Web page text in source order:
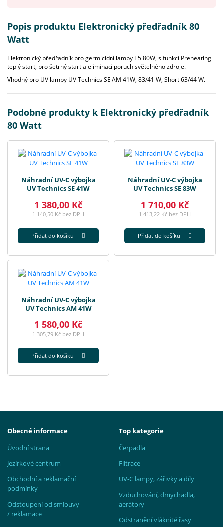
Popis produktu Elektronický předřadník 80
Watt
Elektronický předřadník pro germicidní lampy T5 80W, s funkcí Preheating
teplý start, pro šetrný start a eliminaci poruch světelného zdroje.
Vhodný pro UV lampy UV Technics SE AM 41W, 83/41 W, Short 63/44 W.
Podobné produkty k Elektronický předřadník
80 Watt
Náhradní UV-C výbojka
UV Technics SE 41W
1 380,00 Kč
1 140,50 Kč bez DPH
Přidat do košíku
Náhradní UV-C výbojka
UV Technics SE 83W
1 710,00 Kč
1 413,22 Kč bez DPH
Přidat do košíku
Náhradní UV-C výbojka
UV Technics AM 41W
1 580,00 Kč
1 305,79 Kč bez DPH
Přidat do košíku
Obecné informace
Úvodní strana
Jezírkové centrum
Obchodní a reklamační
podmínky
Odstoupení od smlouvy
/ reklamace
Top kategorie
Čerpadla
Filtrace
UV-C lampy, zářivky a díly
Vzduchování, dmychadla,
aerátory
Odstranění vláknité řasy